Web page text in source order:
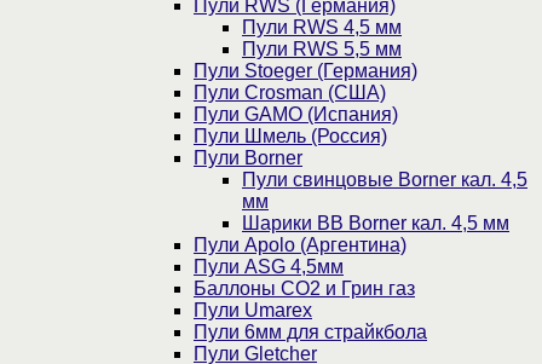
Пули RWS (Германия)
Пули RWS 4,5 мм
Пули RWS 5,5 мм
Пули Stoeger (Германия)
Пули Crosman (США)
Пули GAMO (Испания)
Пули Шмель (Россия)
Пули Borner
Пули свинцовые Borner кал. 4,5
мм
Шарики BB Borner кал. 4,5 мм
Пули Apolo (Аргентина)
Пули ASG 4,5мм
Баллоны CO2 и Грин газ
Пули Umarex
Пули 6мм для страйкбола
Пули Gletcher